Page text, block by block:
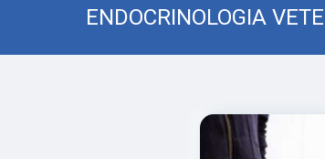
ENDOCRINOLOGIA